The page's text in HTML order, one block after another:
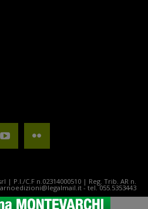
| P.I./C.F n.02314000510 | Reg. Trib. AR n.
- tel. 055.5353443